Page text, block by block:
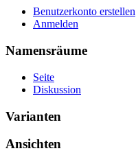
Benutzerkonto erstellen
Anmelden
Namensräume
Seite
Diskussion
Varianten
Ansichten